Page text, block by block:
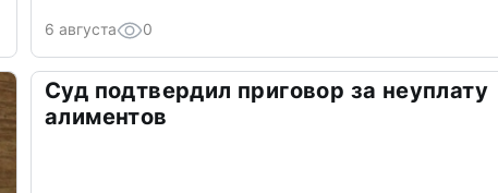
6 августа 0
Суд подтвердил приговор за неуплату
алиментов